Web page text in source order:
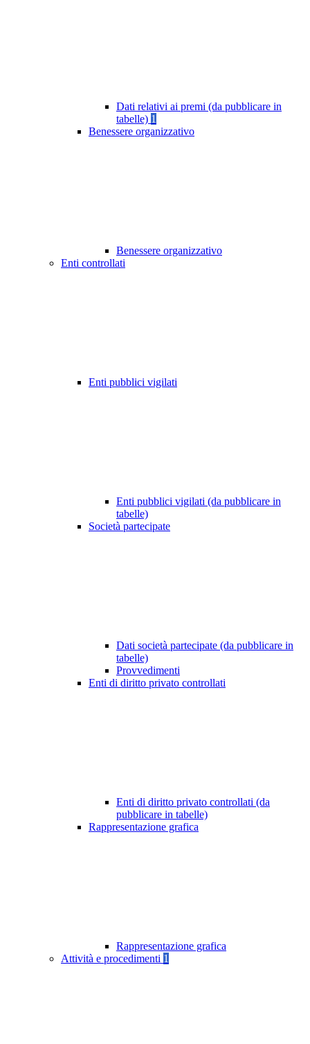
Dati relativi ai premi (da pubblicare in
tabelle) 1
Benessere organizzativo
Benessere organizzativo
Enti controllati
Enti pubblici vigilati
Enti pubblici vigilati (da pubblicare in
tabelle)
Società partecipate
Dati società partecipate (da pubblicare in
tabelle)
Provvedimenti
Enti di diritto privato controllati
Enti di diritto privato controllati (da
pubblicare in tabelle)
Rappresentazione grafica
Rappresentazione grafica
Attività e procedimenti 1